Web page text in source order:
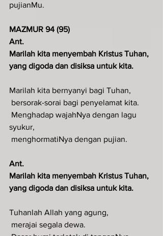
pujianMu.
MAZMUR 94 (95)
Ant.
Marilah kita menyembah Kristus Tuhan,
yang digoda dan disiksa untuk kita.
Marilah kita bernyanyi bagi Tuhan,
bersorak-sorai bagi penyelamat kita.
syukur,
menghormatiNya dengan pujian.
Ant.
Marilah kita menyembah Kristus Tuhan,
yang digoda dan disiksa untuk kita.
Tuhanlah Allah yang agung,
merajai segala dewa.